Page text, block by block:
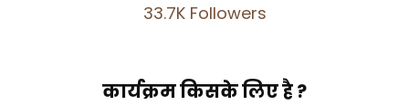
33.7K Followers
कार्यक्रम किसके लिए है ?